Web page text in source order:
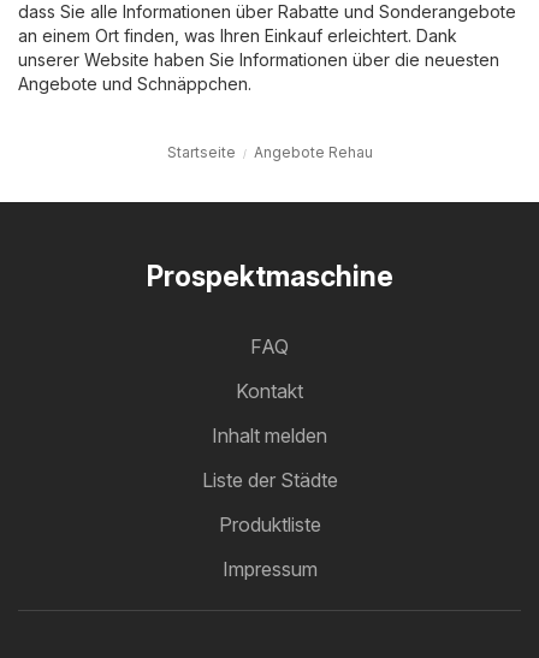
dass Sie alle Informationen über Rabatte und Sonderangebote
an einem Ort finden, was Ihren Einkauf erleichtert. Dank
unserer Website haben Sie Informationen über die neuesten
Angebote und Schnäppchen.
Startseite Angebote Rehau
Prospektmaschine
FAQ
Kontakt
Inhalt melden
Liste der Städte
Produktliste
Impressum